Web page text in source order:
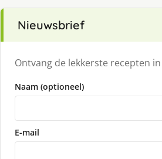
Nieuwsbrief
Ontvang de lekkerste recepten
Naam (optioneel)
E-mail